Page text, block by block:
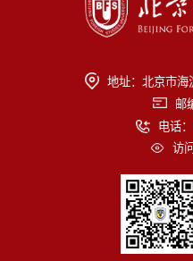
地址：北京市海
邮
电话
访